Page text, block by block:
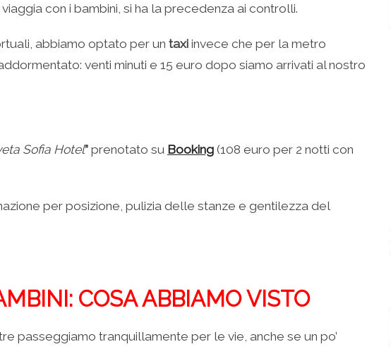
con i bambini, si ha la precedenza ai controlli.
abbiamo optato per un taxi invece che per la metro
venti minuti e 15 euro dopo siamo arrivati al nostro
Sofia Hotel” prenotato su Booking (108 euro per 2 notti con
per posizione, pulizia delle stanze e gentilezza del
COSA ABBIAMO VISTO
passeggiamo tranquillamente per le vie, anche se un po’